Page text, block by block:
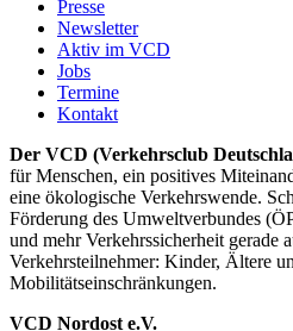
Presse
Newsletter
Aktiv im VCD
Jobs
Termine
Kontakt
Der VCD (Verkehrsclub
für Menschen, ein positives
eine ökologische Verkehrswende.
Förderung des Umweltverbundes
und mehr Verkehrssicherheit gerade
Verkehrsteilnehmer: Kinder, Ältere
Mobilitätseinschränkungen.
VCD Nordost e.V.